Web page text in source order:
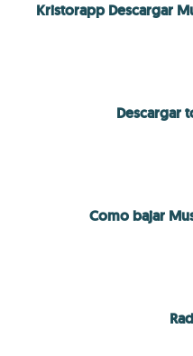
Kristorapp Descargar
Descargar
Como bajar